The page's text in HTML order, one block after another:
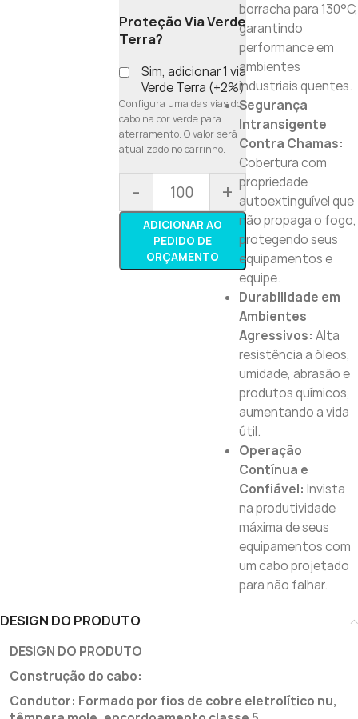
Proteção Via Verde
Terra?
Sim, adicionar 1 via
Verde Terra (+2%)
Configura uma das vias do
cabo na cor verde para
aterramento. O valor será
atualizado no carrinho.
- +
ADICIONAR AO
PEDIDO DE
ORÇAMENTO
borracha para 130°C,
garantindo
performance em
ambientes
industriais quentes.
Segurança
Intransigente
Contra Chamas:
Cobertura com
propriedade
autoextinguível que
não propaga o fogo,
protegendo seus
equipamentos e
equipe.
Durabilidade em
Ambientes
Agressivos: Alta
resistência a óleos,
umidade, abrasão e
produtos químicos,
aumentando a vida
útil.
Operação
Contínua e
Confiável: Invista
na produtividade
máxima de seus
equipamentos com
um cabo projetado
para não falhar.
DESIGN DO PRODUTO
DESIGN DO PRODUTO
Construção do cabo:
Condutor: Formado por fios de cobre eletrolítico nu,